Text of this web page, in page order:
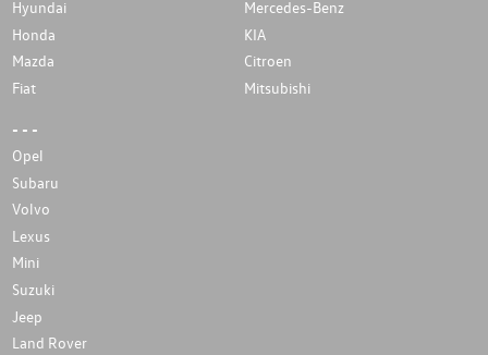
Hyundai
Mercedes-Benz
Honda
KIA
Mazda
Citroen
Fiat
Mitsubishi
- - -
Opel
Subaru
Volvo
Lexus
Mini
Suzuki
Jeep
Land Rover